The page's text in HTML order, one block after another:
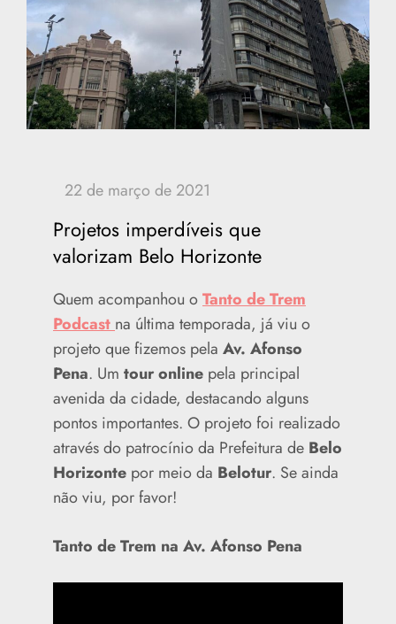
Projetos imperdíveis que
valorizam Belo Horizonte
Quem acompanhou oTanto de Trem
Podcast na última temporada, já viu o
projeto que fizemos pela Av. Afonso
Pena. Um tour online pela principal
avenida da cidade, destacando alguns
pontos importantes. O projeto foi realizado
através do patrocínio da Prefeitura de Belo
Horizonte por meio da Belotur. Se ainda
não viu, por favor!
Tanto de Trem na Av. Afonso Pena